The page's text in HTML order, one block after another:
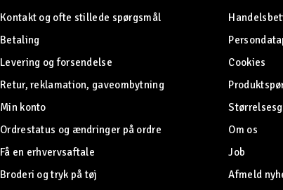
Kontakt og ofte stillede spørgsmål
Betaling
Levering og forsendelse
Retur, reklamation, gaveombytning
Min konto
Ordrestatus og ændringer på ordre
Få en erhvervsaftale
Broderi og tryk på tøj
Cookies
Om os
Job
Afmeld